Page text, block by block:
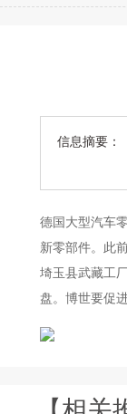
信息摘要：
德国大型汽车
新零部件。
埼玉县武藏工
盘。博世要